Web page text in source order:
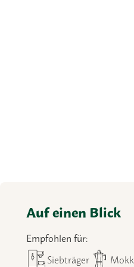
Auf einen Blick
Empfohlen für:
Siebträger